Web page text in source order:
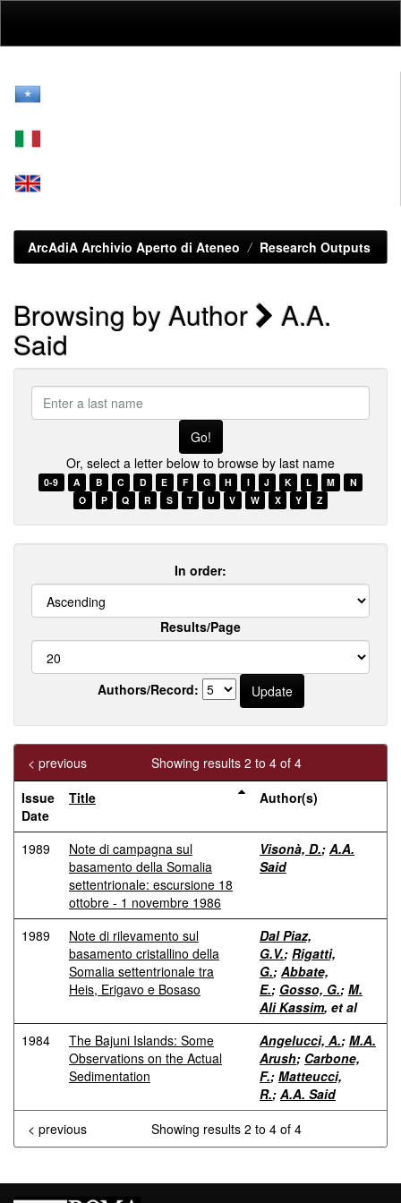
ArcAdiA Archivio Aperto di Ateneo Research Outputs
Browsing by Author A.A.
Said
last
name
Or, select a letter below to browse by last name
0-9 A B C D E F G H I J K L M
N
O
P Q R S T U V W X Y Z
In order:
Results/Page
Authors/Record:
Showing results 2 to 4 of 4
< previous
Issue
Date
Title Author(s)
1989
Note di campagna sul
basamento della Somalia
settentrionale: escursione 18
ottobre - 1 novembre 1986
Visonà, D.; A.A.
Said
1989
Note di rilevamento sul
basamento cristallino della
Somalia settentrionale tra
Heis, Erigavo e Bosaso
Dal Piaz,
G.V.; Rigatti,
G.; Abbate,
E.; Gosso, G.; M.
Ali Kassim, et al
1984
The Bajuni Islands: Some
Observations on the Actual
Sedimentation
Angelucci, A.; M.A.
Arush; Carbone,
F.; Matteucci,
R.; A.A. Said
Showing results 2 to 4 of 4
< previous